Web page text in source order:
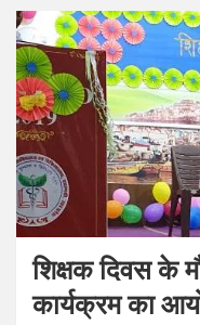
शिक्षक दिवस के
कार्यक्रम का